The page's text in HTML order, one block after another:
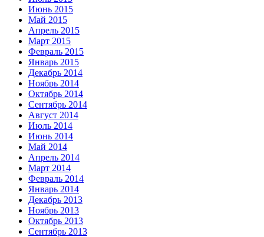
Июнь 2015
Май 2015
Апрель 2015
Март 2015
Февраль 2015
Январь 2015
Декабрь 2014
Ноябрь 2014
Октябрь 2014
Сентябрь 2014
Август 2014
Июль 2014
Июнь 2014
Май 2014
Апрель 2014
Март 2014
Февраль 2014
Январь 2014
Декабрь 2013
Ноябрь 2013
Октябрь 2013
Сентябрь 2013